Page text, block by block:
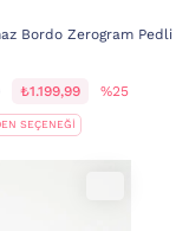
Bordo Zerogram Pedli
₺1.199,99 %25
SEÇENEĞİ